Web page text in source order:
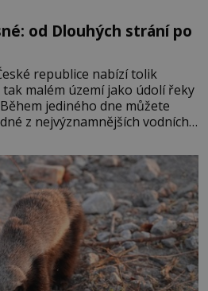
od Dlouhých strání po
republice nabízí tolik
malém území jako údolí řeky
jediného dne můžete
z nejvýznamnějších vodních
poznáváním památek ve
termálním